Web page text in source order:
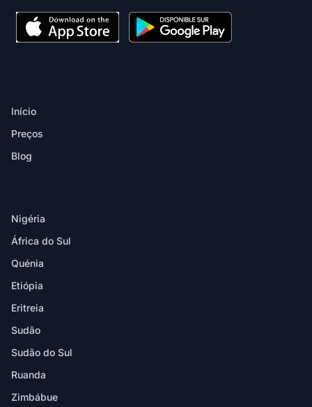
Início
Preços
Blog
Nigéria
África do Sul
Quénia
Etiópia
Eritreia
Sudão
Sudão do Sul
Ruanda
Zimbábue